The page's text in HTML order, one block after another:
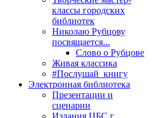
классы городских
библиотек
Николаю Рубцову
посвящается...
Слово о Рубцове
Живая классика
#Послушай_книгу
Электронная библиотека
Презентации и
сценарии
Издания ЦБС г.